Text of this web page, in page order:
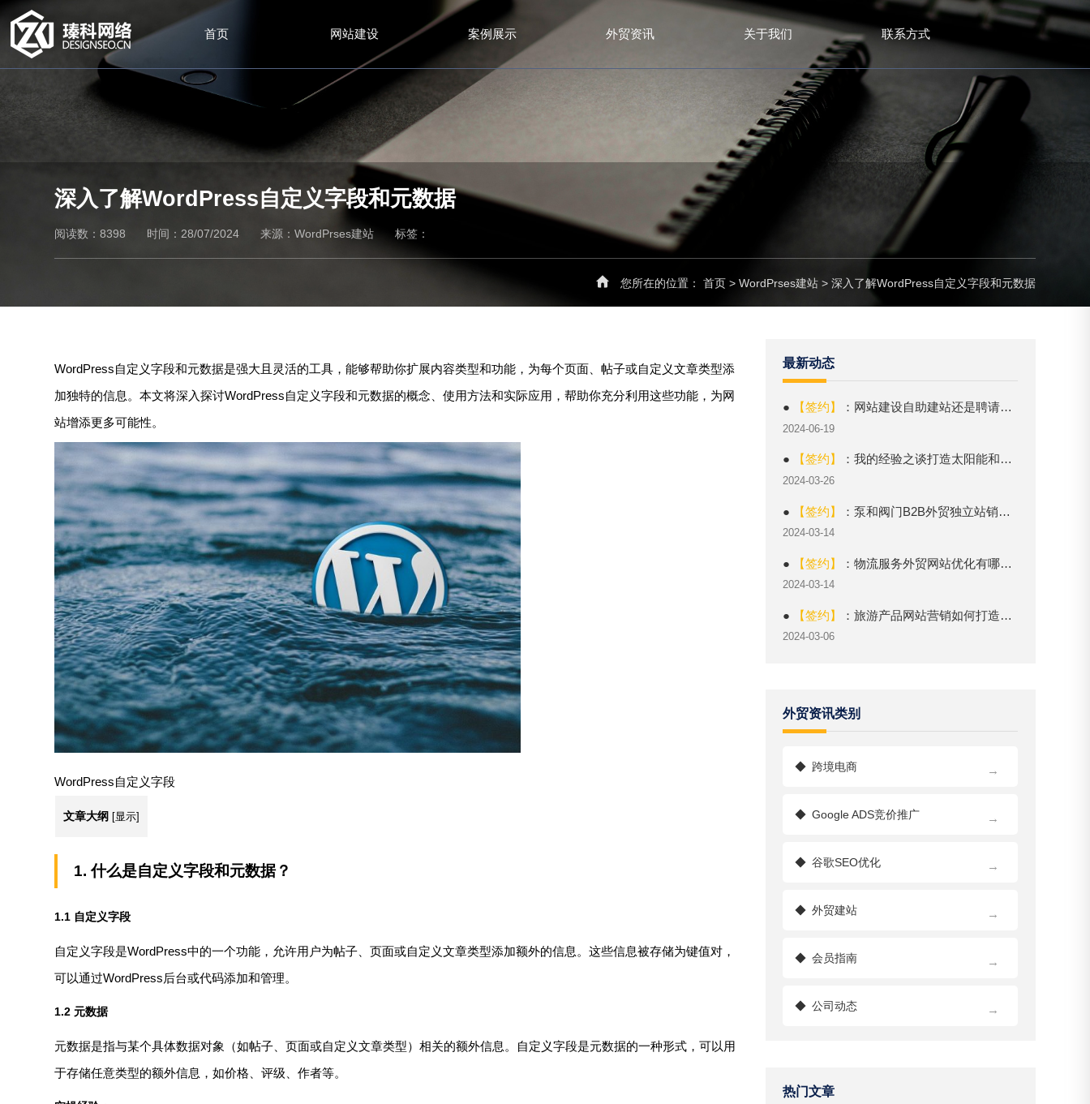
首页 网站建设 案例展示 外贸资讯 关于我们 联系方式
深入了解WordPress自定义字段和元数据
阅读数：8398 时间：28/07/2024 来源：WordPrses建站 标签：
您所在的位置： 首页> WordPrses建站> 深入了解WordPress自定义字段和元数据
最新动态
● 【签约】 ：网站建设自助建站还是聘请专业人士？全面解析
2024-06-19
● 【签约】 ：我的经验之谈打造太阳能和可再生能源外贸网站的实践指南
2024-03-26
● 【签约】 ：泵和阀门B2B外贸独立站销售如何突出竞争优势？
2024-03-14
● 【签约】 ：物流服务外贸网站优化有哪些关键技巧？
2024-03-14
● 【签约】 ：旅游产品网站营销如何打造独特卖点？
2024-03-06
外贸资讯类别
→
◆ 跨境电商
→
◆ Google ADS竞价推广
→
◆ 谷歌SEO优化
→
◆ 外贸建站
→
◆ 会员指南
→
◆ 公司动态
热门文章
WordPress自定义字段和元数据是强大且灵活的工具，能够帮助你扩展内容类型和功能，为每个页面、帖子或自定义文章类型添
加独特的信息。本文将深入探讨WordPress自定义字段和元数据的概念、使用方法和实际应用，帮助你充分利用这些功能，为网
站增添更多可能性。
WordPress自定义字段
文章大纲 [显示]
1. 什么是自定义字段和元数据？
1.1 自定义字段
自定义字段是WordPress中的一个功能，允许用户为帖子、页面或自定义文章类型添加额外的信息。这些信息被存储为键值对，
可以通过WordPress后台或代码添加和管理。
1.2 元数据
元数据是指与某个具体数据对象（如帖子、页面或自定义文章类型）相关的额外信息。自定义字段是元数据的一种形式，可以用
于存储任意类型的额外信息，如价格、评级、作者等。